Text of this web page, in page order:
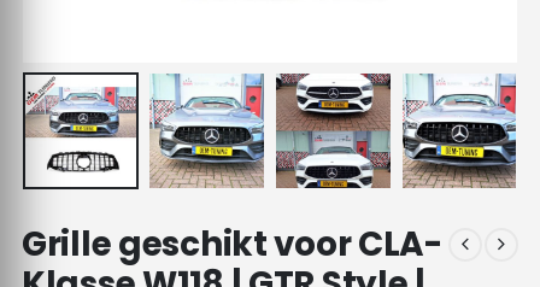
Grille geschikt voor CLA-